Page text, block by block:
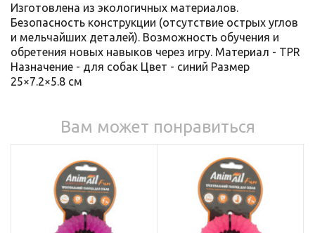
Изготовлена из экологичных материалов.
Безопасность конструкции (отсутствие острых углов
и мельчайших деталей). Возможность обучения и
обретения новых навыков через игру. Материал - TPR
Назначение - для собак Цвет - синий Размер
25×7.2×5.8 см
Вам может понравиться